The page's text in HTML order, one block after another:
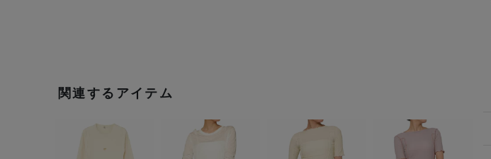
関連するアイテム